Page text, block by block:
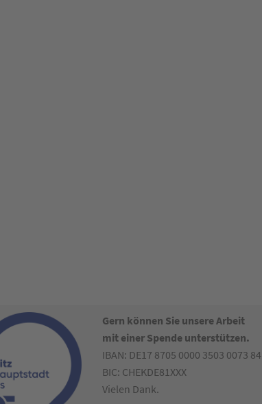
Gern können Sie unsere Arbeit
mit einer Spende unterstützen.
IBAN: DE17 8705 0000 3503 0073 84
BIC: CHEKDE81XXX
Vielen Dank.